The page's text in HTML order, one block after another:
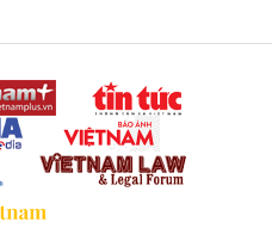
du, miền núi phía Bắc
tế tại Lạng Sơn.
đồng xây dựng cao